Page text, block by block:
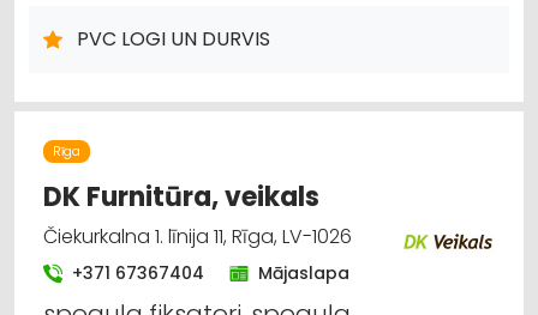
KRĀSNIS UN KAMĪNI
INTERNETVEIKALI, E-KOMERCIJA
PVC LOGI UN DURVIS
Rīga
DK Furnitūra, veikals
Čiekurkalna 1. līnija 11, Rīga, LV-1026
+371 67367404 Mājaslapa